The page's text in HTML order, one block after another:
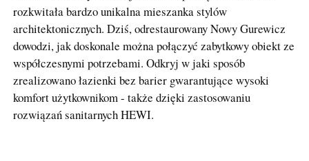
rozkwitała bardzo unikalna mieszanka stylów
architektonicznych. Dziś, odrestaurowany Nowy Gurewicz
dowodzi, jak doskonale można połączyć zabytkowy obiekt ze
współczesnymi potrzebami. Odkryj w jaki sposób
zrealizowano łazienki bez barier gwarantujące wysoki
komfort użytkownikom - także dzięki zastosowaniu
rozwiązań sanitarnych HEWI.